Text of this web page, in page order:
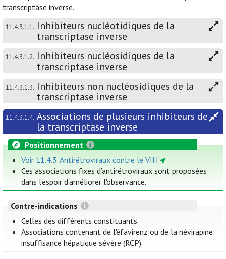
transcriptase inverse.
11.4.3.1.1. Inhibiteurs nucléotidiques de la
transcriptase inverse
11.4.3.1.2. Inhibiteurs nucléosidiques de la
transcriptase inverse
11.4.3.1.3. Inhibiteurs non nucléosidiques de la
transcriptase inverse
11.4.3.1.4. Associations de plusieurs inhibiteurs de
la transcriptase inverse
Positionnement
Voir 11.4.3. Antirétroviraux contre le VIH
Ces associations fixes d’antirétroviraux sont proposées
dans l'espoir d'améliorer l'observance.
Contre-indications
Celles des différents constituants.
Associations contenant de l'éfavirenz ou de la névirapine:
insuffisance hépatique sévère (RCP).